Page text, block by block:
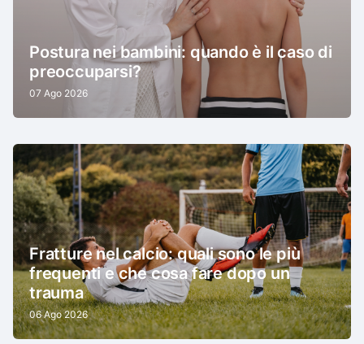
Postura nei bambini: quando è il caso di
preoccuparsi?
07 Ago 2026
Fratture nel calcio: quali sono le più
frequenti e che cosa fare dopo un
trauma
06 Ago 2026